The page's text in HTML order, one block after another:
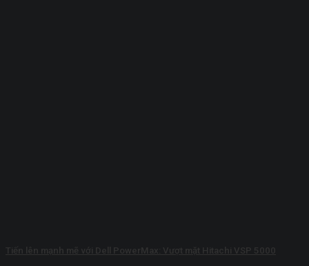
Tiến lên mạnh mẽ với Dell PowerMax: Vượt mặt Hitachi VSP 5000